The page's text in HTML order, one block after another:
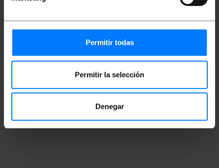
Permitir todas
Permitir la selección
Denegar
Medidas y pesos
Peso bruto: 24 g
Medidas del producto (ancho x profundidad x
alto): 10.0 x 10.0 x 1.0 cm
Número de paquetes: 1
Medidas del paquete: 21.0 x 17.0 x 1.0 cm
Clasificación